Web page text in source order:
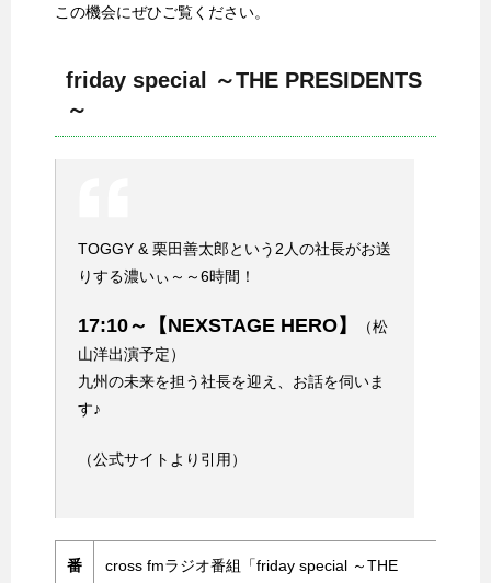
この機会にぜひご覧ください。
friday special ～THE PRESIDENTS
～
TOGGY & 栗田善太郎という2人の社長がお送
りする濃いぃ～～6時間！
17:10～【NEXSTAGE HERO】
（松
山洋出演予定）
九州の未来を担う社長を迎え、お話を伺いま
す♪
（公式サイトより引用）
番
cross fmラジオ番組「friday special ～THE